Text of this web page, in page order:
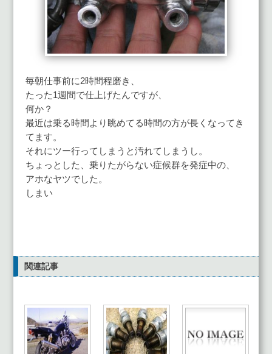
毎朝仕事前に2時間程磨き、
たった1週間で仕上げたんですが、
何か？
最近は乗る時間より眺めてる時間の方が長くなってき
てます。
それにツー行ってしまうと汚れてしまうし。
ちょっとした、乗りたがらない症候群を発症中の、
アホなヤツでした。
しまい
関連記事